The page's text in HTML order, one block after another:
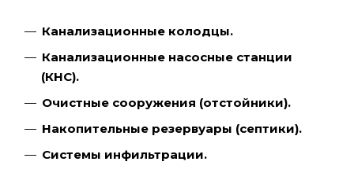
Канализационные колодцы.
Канализационные насосные станции
(КНС).
Очистные сооружения (отстойники).
Накопительные резервуары (септики).
Системы инфильтрации.